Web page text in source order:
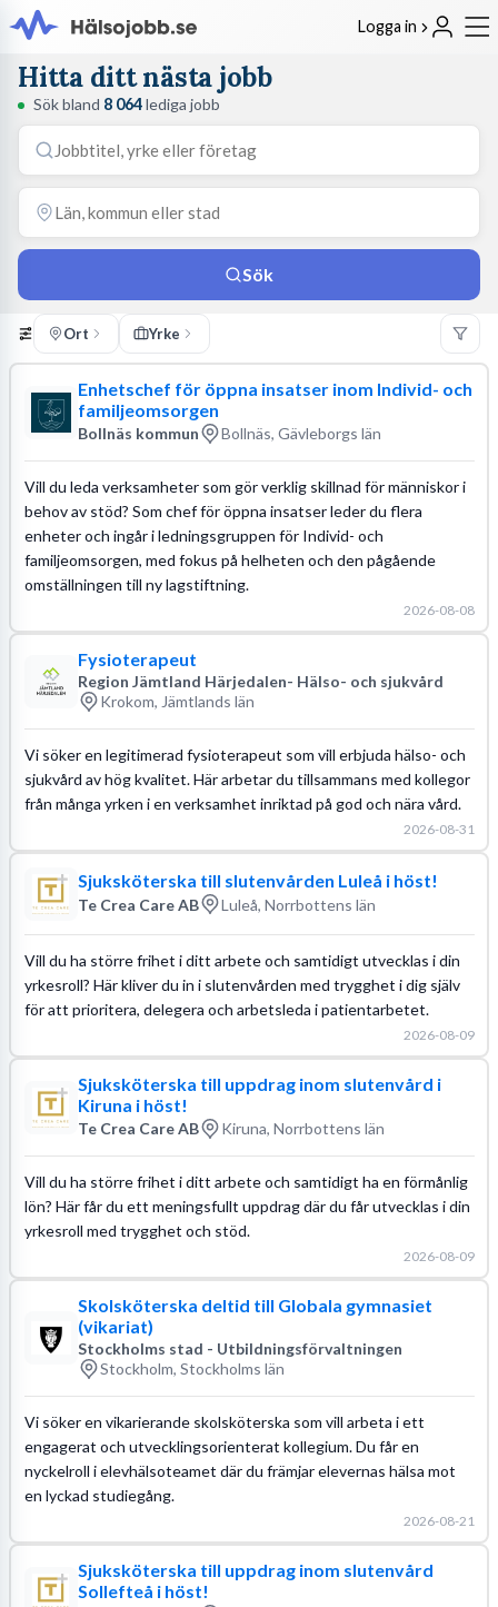
Logga in
Hitta ditt nästa jobb
Sök bland 8 064lediga jobb
Sök
Ort Yrke
Enhetschef för öppna insatser inom Individ- och
familjeomsorgen
Bollnäs kommun Bollnäs, Gävleborgs län
Vill du leda verksamheter som gör verklig skillnad för människor i
behov av stöd? Som chef för öppna insatser leder du flera
enheter och ingår i ledningsgruppen för Individ- och
familjeomsorgen, med fokus på helheten och den pågående
omställningen till ny lagstiftning.
2026-08-08
Fysioterapeut
Region Jämtland Härjedalen- Hälso- och sjukvård
Krokom, Jämtlands län
Vi söker en legitimerad fysioterapeut som vill erbjuda hälso- och
sjukvård av hög kvalitet. Här arbetar du tillsammans med kollegor
från många yrken i en verksamhet inriktad på god och nära vård.
2026-08-31
Sjuksköterska till slutenvården Luleå i höst!
Te Crea Care AB Luleå, Norrbottens län
Vill du ha större frihet i ditt arbete och samtidigt utvecklas i din
yrkesroll? Här kliver du in i slutenvården med trygghet i dig själv
för att prioritera, delegera och arbetsleda i patientarbetet.
2026-08-09
Sjuksköterska till uppdrag inom slutenvård i
Kiruna i höst!
Te Crea Care AB Kiruna, Norrbottens län
Vill du ha större frihet i ditt arbete och samtidigt ha en förmånlig
lön? Här får du ett meningsfullt uppdrag där du får utvecklas i din
yrkesroll med trygghet och stöd.
2026-08-09
Skolsköterska deltid till Globala gymnasiet
(vikariat)
Stockholms stad - Utbildningsförvaltningen
Stockholm, Stockholms län
Vi söker en vikarierande skolsköterska som vill arbeta i ett
engagerat och utvecklingsorienterat kollegium. Du får en
nyckelroll i elevhälsoteamet där du främjar elevernas hälsa mot
en lyckad studiegång.
2026-08-21
Sjuksköterska till uppdrag inom slutenvård
Sollefteå i höst!